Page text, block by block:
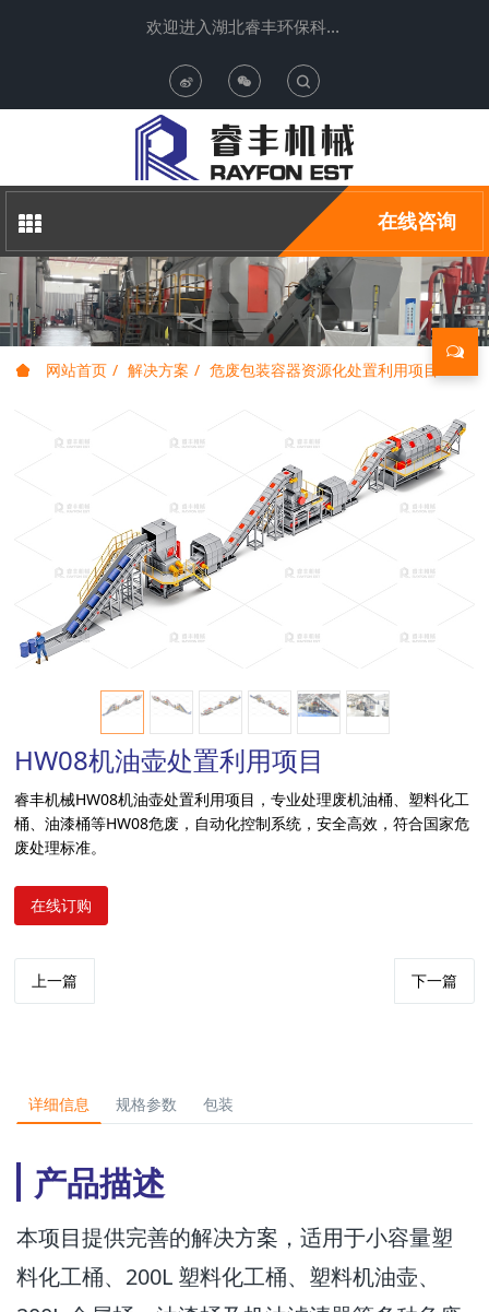
欢迎进入湖北睿丰环保科技有限公司
T
g
g
l
e
a
r
c
h
在线咨询
网站首页 解决方案 危废包装容器资源化处置利用项目
HW08机油壶处置利用项目
睿丰机械HW08机油壶处置利用项目，专业处理废机油桶、塑料化工
桶、油漆桶等HW08危废，自动化控制系统，安全高效，符合国家危
废处理标准。
在线订购
上一篇 下一篇
详细信息 规格参数 包装
产品描述
本项目提供完善的解决方案，适用于小容量塑
料化工桶、200L 塑料化工桶、塑料机油壶、